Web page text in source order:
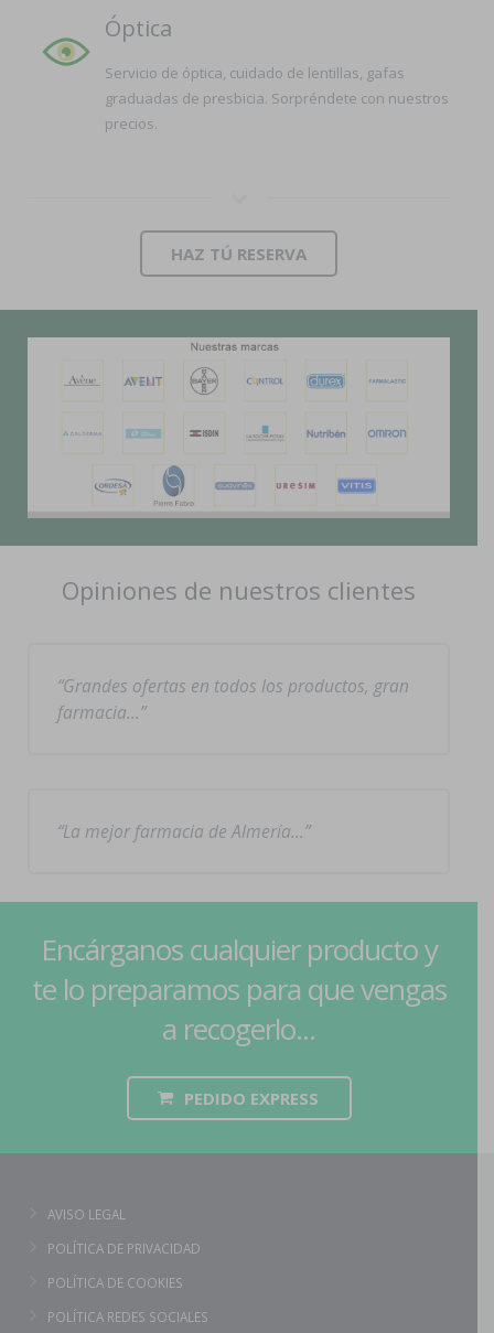
Óptica
Servicio de óptica, cuidado de lentillas, gafas
graduadas de presbicia. Sorpréndete con nuestros
precios.
HAZ TÚ RESERVA
Opiniones de nuestros clientes
Grandes ofertas en todos los productos, gran
farmacia…
La mejor farmacia de Almería…
Encárganos cualquier producto y
te lo preparamos para que vengas
a recogerlo...
PEDIDO EXPRESS
AVISO LEGAL
POLÍTICA DE PRIVACIDAD
POLÍTICA DE COOKIES
POLÍTICA REDES SOCIALES